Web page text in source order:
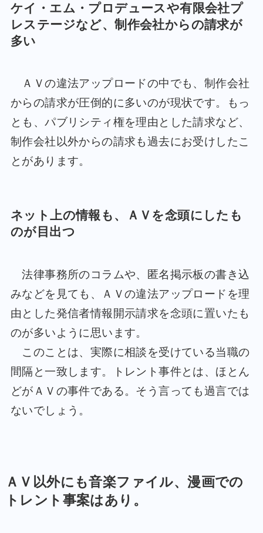
ケイ・エム・プロデュースや有限会社プ
レステージなど、制作会社からの請求が
多い
ＡＶの違法アップロードの中でも、制作会社
からの請求が圧倒的に多いのが現状です。もっ
とも、パブリシティ権を理由とした請求など、
制作会社以外からの請求も過去にお受けしたこ
とがあります。
ネット上の情報も、ＡＶを念頭にしたも
のが目出つ
法律事務所のコラムや、匿名掲示板の書き込
みなどを見ても、ＡＶの違法アップロードを理
由とした発信者情報開示請求を念頭に置いたも
のが多いように思います。
このことは、実際に相談を受けている当職の
間隔と一致します。トレント事件とは、ほとん
どがＡＶの事件である。そう言っても過言では
ないでしょう。
ＡＶ以外にも音楽ファイル、漫画での
トレント事案はあり。